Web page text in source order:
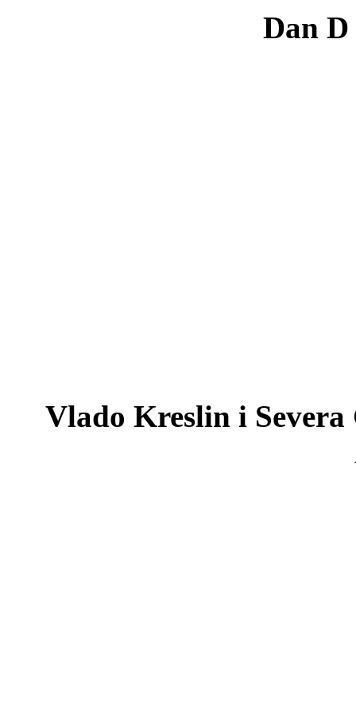
Dan D
Vlado Kreslin i